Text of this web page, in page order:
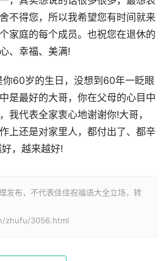
不得您，所以我希望您有时间就来
家庭的每个成员。也祝您在退休的
、幸福、美满!
你60岁的⽣⽇，没想到60年⼀眨眼
是最好的⼤哥，你在⽗母的⼼⽬中
我代表全家衷⼼地谢谢你!⼤哥，
上还是对家⾥⼈，都付出了、都⾟
，越来越好!
发布，不代表佳佳祝福语大全立场，转
zhufu/3056.html